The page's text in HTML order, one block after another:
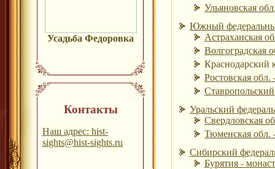
Усадьба Федоровка
Контакты
Наш адрес: hist-
sights@hist-sights.ru
Ульяновская
Южный
Астраханская
Волгоградская
Краснодарский
Ростовская
Уральский
Свердловская
Тюменская обл.
Сибирский
Бурятия -